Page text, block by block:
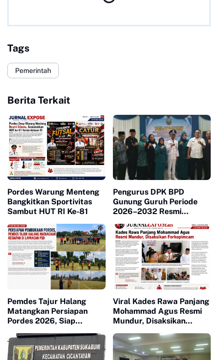
Tags
Pemerintah
Berita Terkait
Pordes Warung Menteng
Bangkitkan Sportivitas
Sambut HUT RI Ke-81
Pengurus DPK BPD
Gunung Guruh Periode
2026–2032 Resmi
Pemerintahan Desa
Pemdes Tajur Halang
Matangkan Persiapan
Pordes 2026, Siap
dan Kebersamaan Warga
Viral Kades Rawa Panjang
Mohammad Agus Resmi
Mundur, Disaksikan